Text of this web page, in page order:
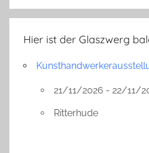
Hier ist der Glaszwerg
21/11/2026 - 22/11/
Ritterhude